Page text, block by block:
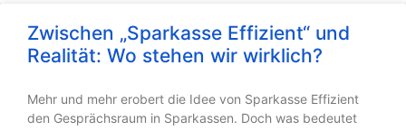
Zwischen „Sparkasse Effizient“ und
Realität: Wo stehen wir wirklich?
Mehr und mehr erobert die Idee von Sparkasse Effizient
den Gesprächsraum in Sparkassen. Doch was bedeutet